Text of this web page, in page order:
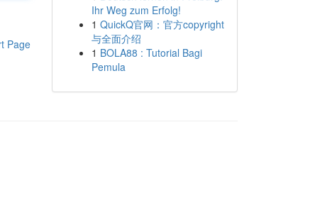
Page
Ihr Weg zum Erfolg!
1 QuickQ官网：官方copyright
与全面介绍
1 BOLA88 : Tutorial Bagi
Pemula